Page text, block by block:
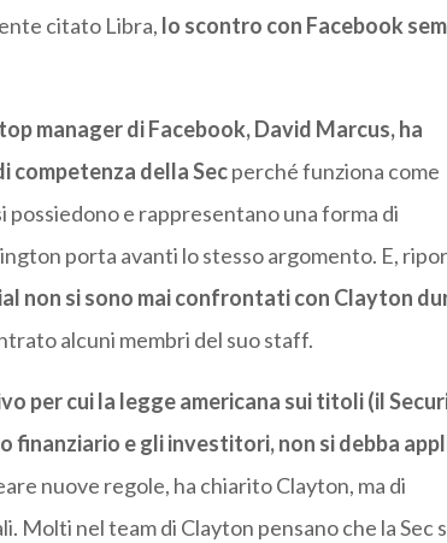
citato Libra, lo scontro con Facebook
manager di Facebook, David Marcus, ha
competenza della Secperché funziona come
possiedono e rappresentano una forma di
porta avanti lo stesso argomento. E,
non si sono mai confrontati con Clayton
alcuni membri del suo staff.
per cui la legge americana sui titoli (il
e gli investitori, non si debba
nuove regole, ha chiarito Clayton, ma di
nel team di Clayton pensano che la Sec